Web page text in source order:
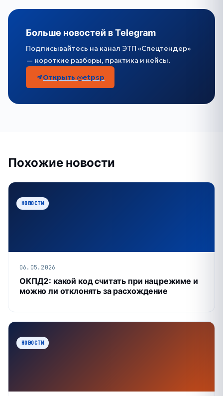
Больше новостей в Telegram
Подписывайтесь на канал ЭТП «Спецтендер»
— короткие разборы, практика и кейсы.
Открыть @etpsp
Похожие новости
НОВОСТИ
06.05.2026
ОКПД2: какой код считать при нацрежиме и
можно ли отклонять за расхождение
НОВОСТИ